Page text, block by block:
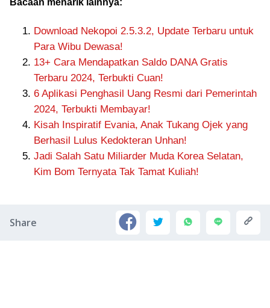
Bacaan menarik lainnya:
Download Nekopoi 2.5.3.2, Update Terbaru untuk
Para Wibu Dewasa!
13+ Cara Mendapatkan Saldo DANA Gratis
Terbaru 2024, Terbukti Cuan!
6 Aplikasi Penghasil Uang Resmi dari Pemerintah
2024, Terbukti Membayar!
Kisah Inspiratif Evania, Anak Tukang Ojek yang
Berhasil Lulus Kedokteran Unhan!
Jadi Salah Satu Miliarder Muda Korea Selatan,
Kim Bom Ternyata Tak Tamat Kuliah!
Share